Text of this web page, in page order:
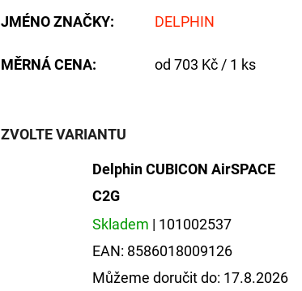
JMÉNO ZNAČKY: DELPHIN
MĚRNÁ CENA:
Měrná
od 703 Kč / 1 ks
ZVOLTE VARIANTU
Delphin CUBICON AirSPACE
C2G
Skladem | 101002537
EAN: 8586018009126
Můžeme doručit do: 17.8.2026